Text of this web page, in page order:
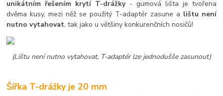
unikátním řešením krytí T-drážky- gumová lišta je tvořena
dvěma kusy, mezi něž se použitý T-adaptér zasune a lištu není
nutno vytahovat, tak jako u většiny konkurenčních nosičů!
(Lištu není nutno vytahovat, T-adaptér lze jednodušše zasunout)
Šířka T-drážky je 20 mm